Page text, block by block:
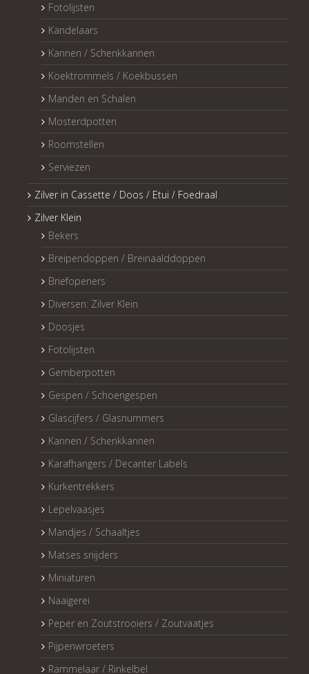
Fotolijsten
Kandelaars
Kannen / Schenkkannen
Koektrommels / Koekbussen
Manden en Schalen
Mosterdpotten
Roomstellen
Serviezen
Zilver in Cassette / Doos / Etui / Foedraal
Zilver Klein
Bekers
Breipendoppen / Breinaalddoppen
Briefopeners
Diversen: Zilver Klein
Doosjes
Fotolijsten
Gemberpotten
Gespen / Schoengespen
Glascijfers / Glasnummers
Kannen / Schenkkannen
Karafhangers / Decanter Labels
Kurkentrekkers
Lepelvaasjes
Mandjes / Schaaltjes
Matses snijders
Miniaturen
Naaigerei
Peper en Zoutstrooiers / Zoutvaatjes
Pijpenwroeters
Rammelaar / Rinkelbel